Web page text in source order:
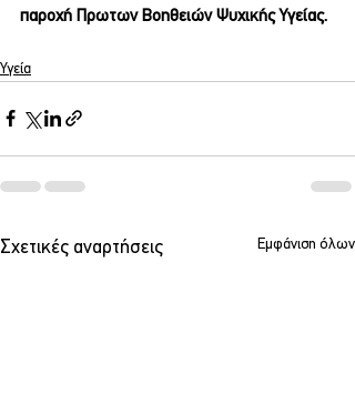
παροχή Πρωτων Βοηθειών Ψυχικής Υγείας.
Υγεία
Σχετικές αναρτήσεις Εμφάνιση όλων